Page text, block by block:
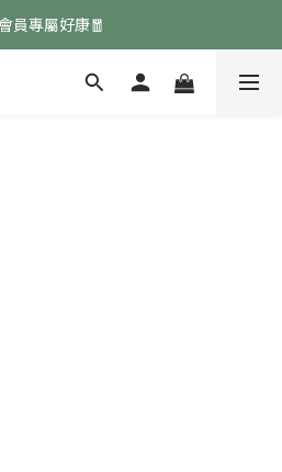
衡養生飲』點擊領取👉
員專屬好康🧧
衡養生飲』點擊領取👉